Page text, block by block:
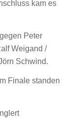
kam es
Peter
Weigand /
Schwind.
Finale standen